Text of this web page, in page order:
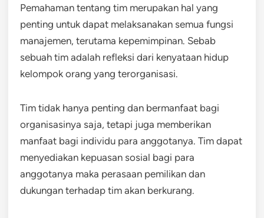
Pemahaman tentang tim merupakan hal yang
penting untuk dapat melaksanakan semua fungsi
manajemen, terutama kepemimpinan. Sebab
sebuah tim adalah refleksi dari kenyataan hidup
kelompok orang yang terorganisasi.
Tim tidak hanya penting dan bermanfaat bagi
organisasinya saja, tetapi juga memberikan
manfaat bagi individu para anggotanya. Tim dapat
menyediakan kepuasan sosial bagi para
anggotanya maka perasaan pemilikan dan
dukungan terhadap tim akan berkurang.